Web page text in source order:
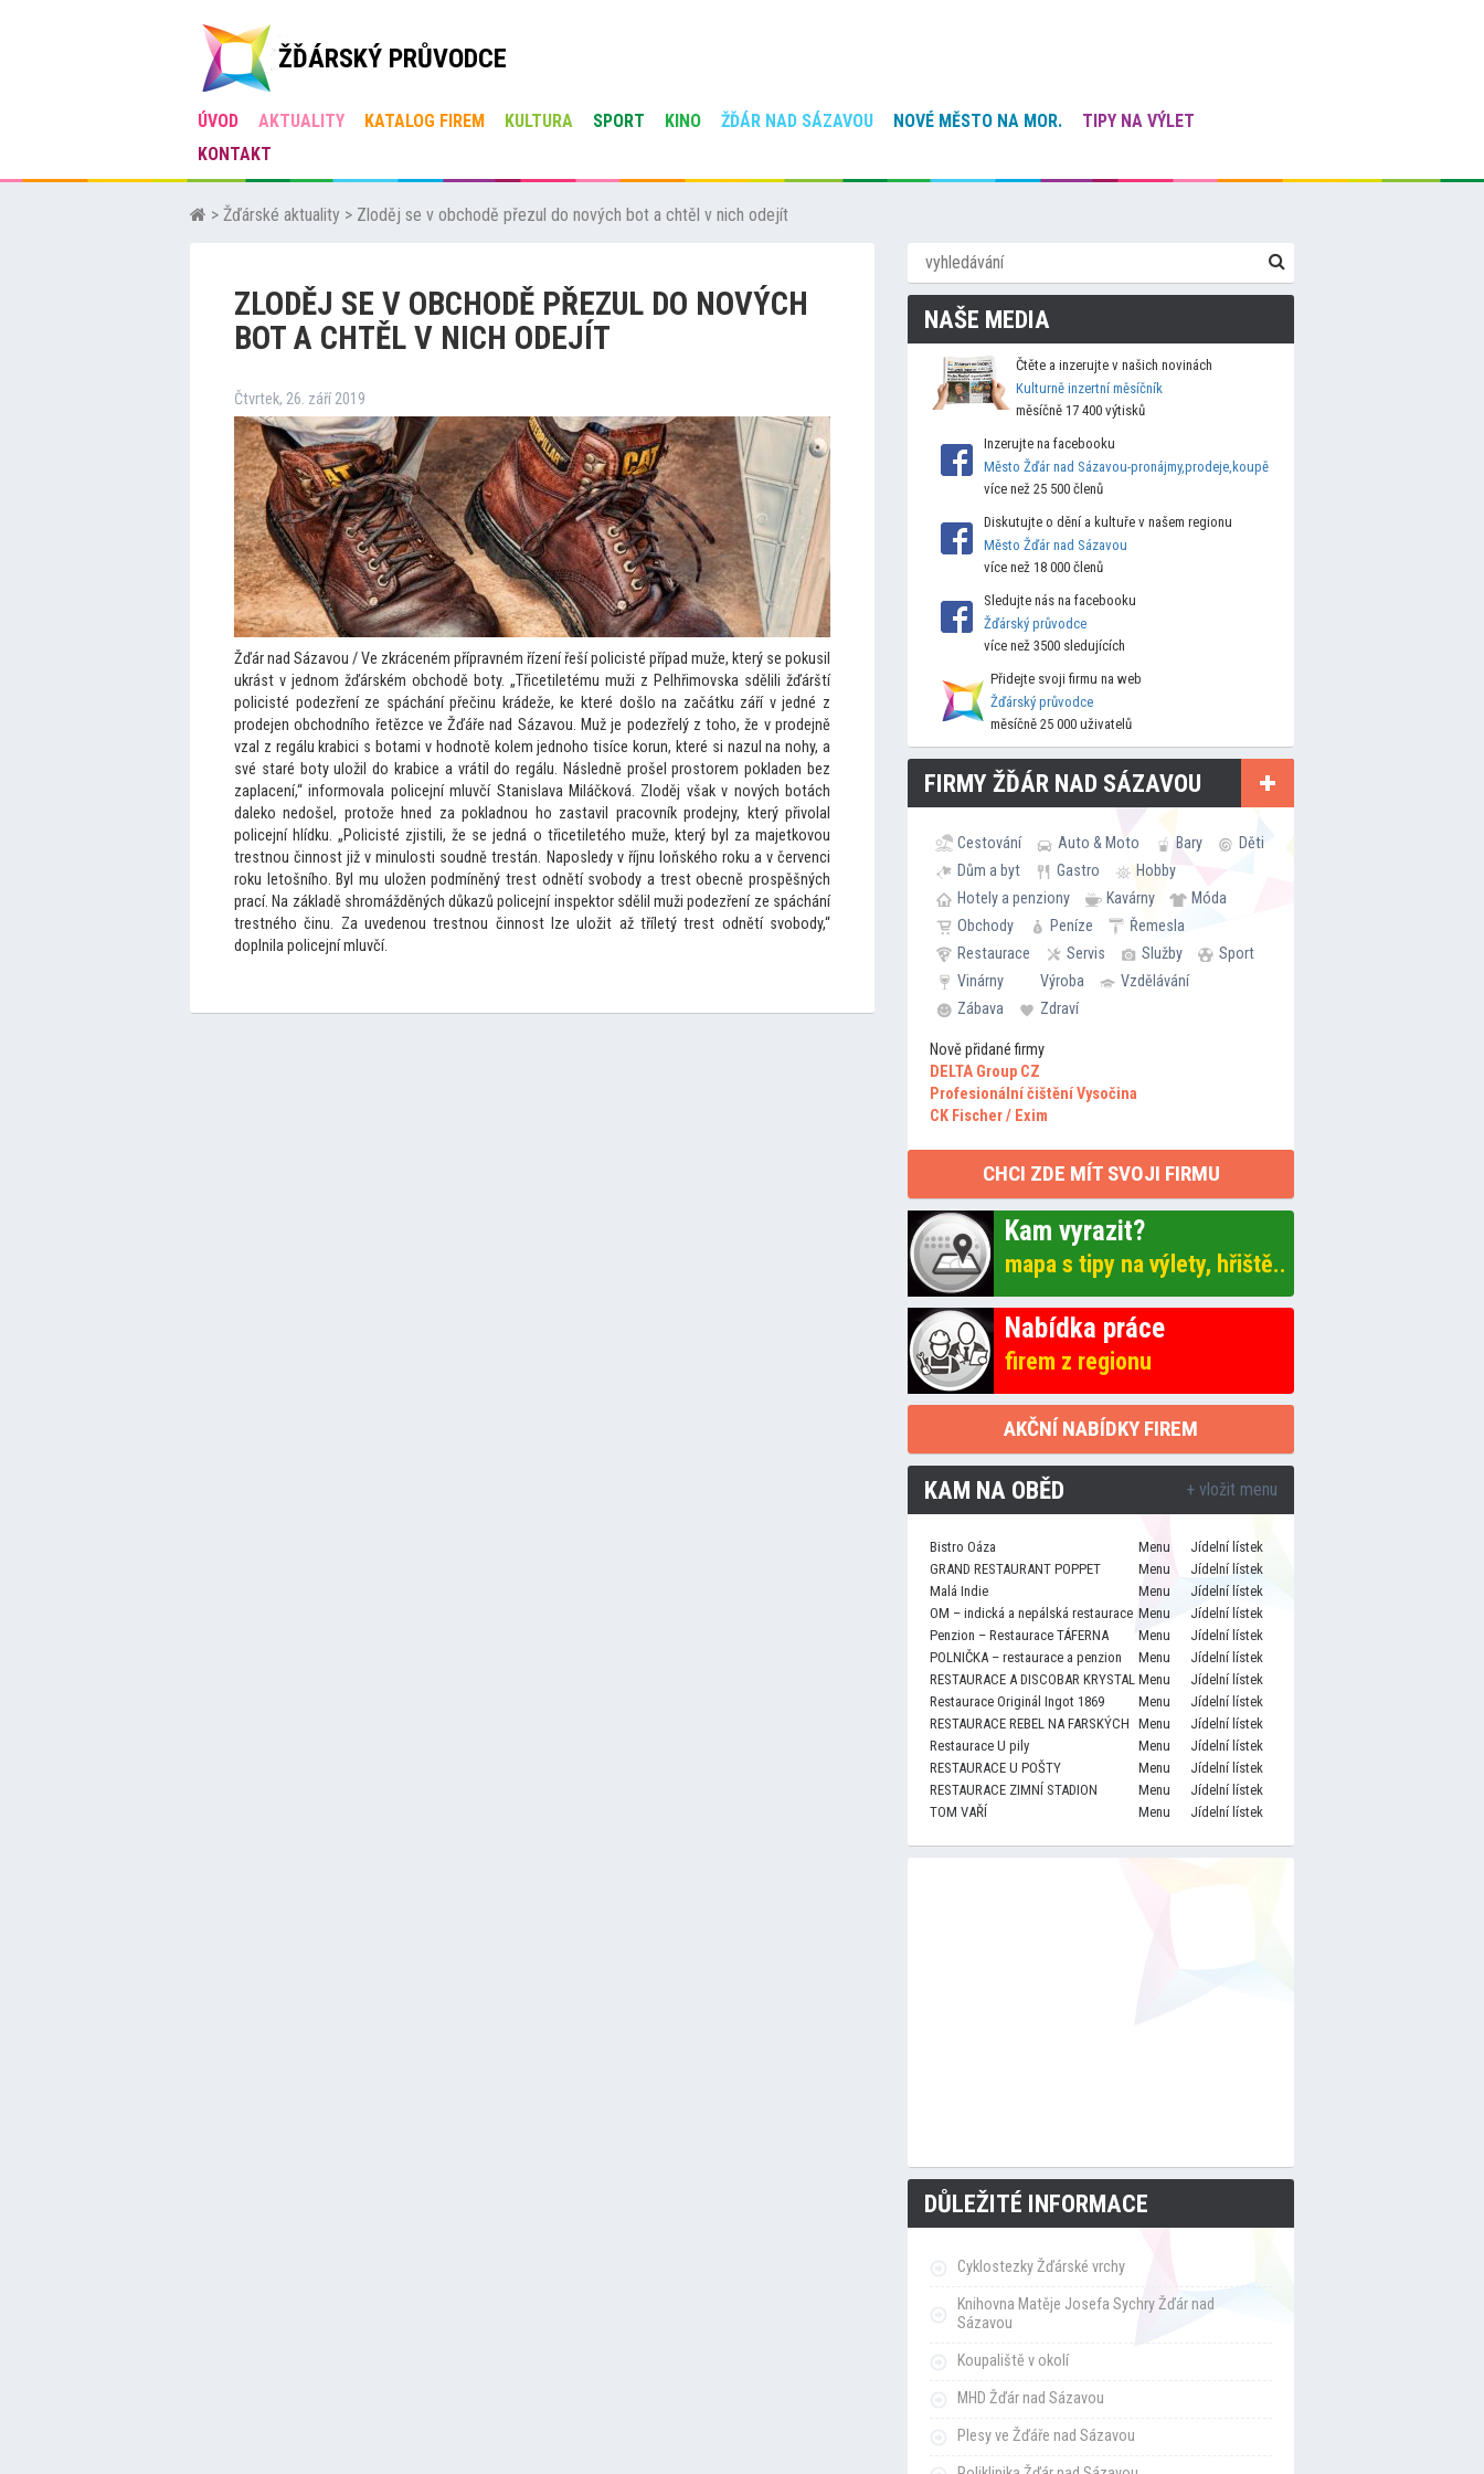
ŽĎÁRSKÝ PRŮVODCE
ÚVOD AKTUALITY KATALOG FIREM KULTURA SPORT KINO ŽĎÁR NAD SÁZAVOU NOVÉ MĚSTO NA MOR.
TIPY NA VÝLET
KONTAKT
> Žďárské aktuality > Zloděj se v obchodě přezul do nových bot a chtěl v nich odejít
ZLODĚJ SE V OBCHODĚ PŘEZUL DO NOVÝCH
BOT A CHTĚL V NICH ODEJÍT
Čtvrtek, 26. září 2019
Žďár nad Sázavou / Ve zkráceném přípravném řízení řeší policisté případ muže, který se pokusil
ukrást v jednom žďárském obchodě boty. „Třicetiletému muži z Pelhřimovska sdělili žďárští
policisté podezření ze spáchání přečinu krádeže, ke které došlo na začátku září v jedné z
prodejen obchodního řetězce ve Žďáře nad Sázavou. Muž je podezřelý ztoho, že v prodejně
vzal z regálu krabici s botami v hodnotě kolem jednoho tisíce korun, které si nazul na nohy, a
své staré boty uložil do krabice a vrátil do regálu. Následně prošel prostorem pokladen bez
zaplacení,“ informovala policejní mluvčí Stanislava Miláčková. Zloděj však v nových botách
daleko nedošel, protože hned za pokladnou ho zastavil pracovník prodejny, který přivolal
policejní hlídku. „Policisté zjistili, že se jedná o třicetiletého muže, který byl za majetkovou
trestnou činnost již v minulosti soudně trestán. Naposledy v říjnu loňského roku a v červenci
roku letošního. Byl mu uložen podmíněný trest odnětí svobody a trest obecně prospěšných
prací. Na základě shromážděných důkazů policejní inspektor sdělil muži podezření ze spáchání
trestného činu. Za uvedenou trestnou činnost lze uložit až tříletý trest odnětí svobody,“
doplnila policejní mluvčí.
NAŠE MEDIA
Čtěte a inzerujte v našich novinách
Kulturně inzertní měsíčník
měsíčně 17 400 výtisků
Inzerujte na facebooku
Město Žďár nad Sázavou-pronájmy,prodeje,koupě
více než 25 500 členů
Diskutujte o dění a kultuře v našem regionu
Město Žďár nad Sázavou
více než 18 000 členů
Sledujte nás na facebooku
Žďárský průvodce
více než 3500 sledujících
Přidejte svoji firmu na web
Žďárský průvodce
měsíčně 25 000 uživatelů
FIRMY ŽĎÁR NAD SÁZAVOU
Cestování Auto & Moto Bary
Děti
Dům a byt
Gastro
Hobby
Hotely a penziony
Kavárny
Móda
Obchody
Peníze
Řemesla
Restaurace
Servis Služby
Sport
Vinárny
Výroba
Vzdělávání
Zábava
Zdraví
Nově přidané firmy
DELTA Group CZ
Profesionální čištění Vysočina
CK Fischer / Exim
CHCI ZDE MÍT SVOJI FIRMU
Kam vyrazit?
mapa s tipy na výlety, hřiště..
Nabídka práce
firem z regionu
AKČNÍ NABÍDKY FIREM
KAM NA OBĚD + vložit menu
Bistro Oáza Menu
Jídelní lístek
GRAND RESTAURANT POPPET
Menu
Jídelní lístek
Malá Indie
Menu
Jídelní lístek
OM – indická a nepálská restaurace Menu
Jídelní lístek
Penzion – Restaurace TÁFERNA
Menu
Jídelní lístek
POLNIČKA – restaurace a penzion
Menu
Jídelní lístek
RESTAURACE A DISCOBAR KRYSTAL Menu
Jídelní lístek
Restaurace Originál Ingot 1869
Menu
Jídelní lístek
RESTAURACE REBEL NA FARSKÝCH Menu
Jídelní lístek
Restaurace U pily
Menu
Jídelní lístek
RESTAURACE U POŠTY
Menu
Jídelní lístek
RESTAURACE ZIMNÍ STADION
Menu
Jídelní lístek
TOM VAŘÍ
Menu Jídelní lístek
DŮLEŽITÉ INFORMACE
Cyklostezky Žďárské vrchy
Knihovna Matěje Josefa Sychry Žďár nad
Sázavou
Koupaliště v okolí
MHD Žďár nad Sázavou
Plesy ve Žďáře nad Sázavou